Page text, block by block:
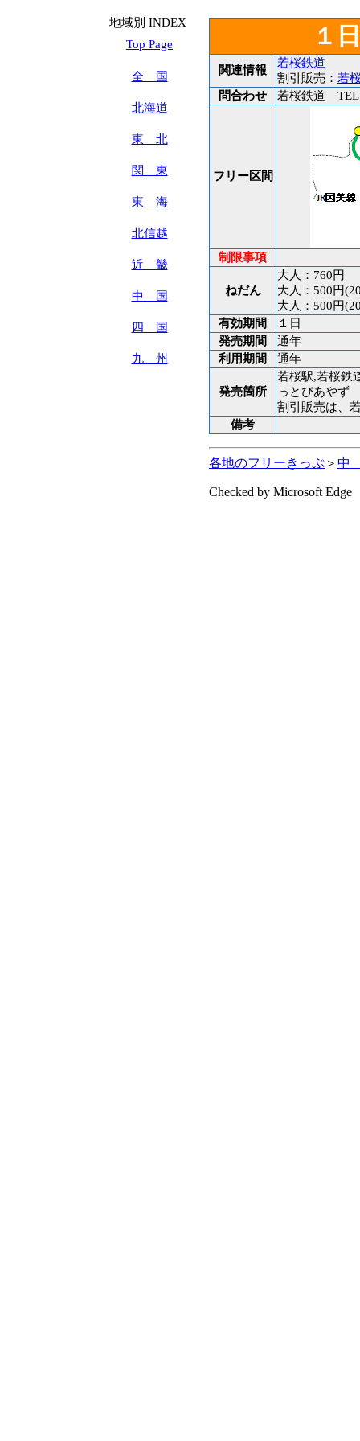
地域別 INDEX
Top Page
全 国
北海道
東 北
関 東
東 海
北信越
近 畿
中 国
四 国
九 州
１
関連情報
若桜鉄道
割引販売： 若
問合わせ
若桜鉄道
フリー区間
制限事項
ねだん
大人：760円
大人：500円
大人：500円
有効期間
１日
発売期間
通年
利用期間
通年
発売箇所
若桜駅,若桜鉄
っとぴあやず
割引販売は、
備考
各地のフリーきっぷ ＞ 中
Checked by Microsoft Edge